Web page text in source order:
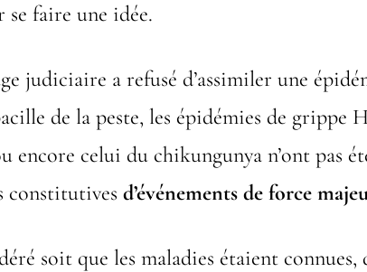
se faire une idée.
judiciaire a refusé d’assimiler une
de la peste, les épidémies de grippe
encore celui du chikungunya n’ont pas
constitutives d’événements de force
soit que les maladies étaient connues,